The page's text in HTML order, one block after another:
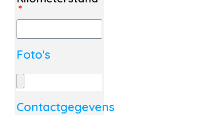
Foto's
Contactgegevens